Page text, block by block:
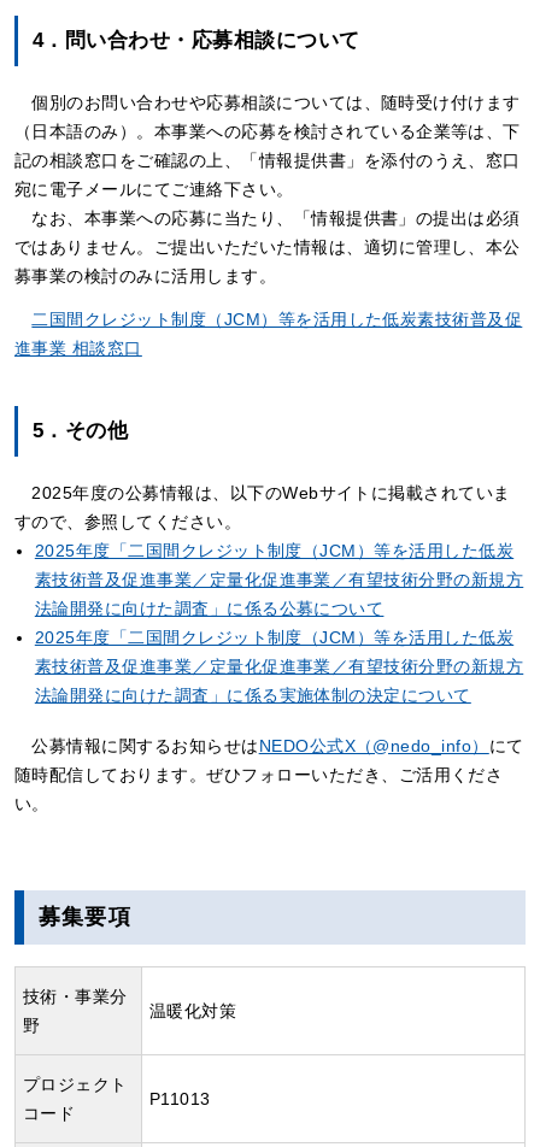
4．問い合わせ・応募相談について
個別のお問い合わせや応募相談については、随時受け付けます
（日本語のみ）。本事業への応募を検討されている企業等は、下
記の相談窓口をご確認の上、「情報提供書」を添付のうえ、窓口
宛に電子メールにてご連絡下さい。
なお、本事業への応募に当たり、「情報提供書」の提出は必須
ではありません。ご提出いただいた情報は、適切に管理し、本公
募事業の検討のみに活用します。
二国間クレジット制度（JCM）等を活用した低炭素技術普及促
進事業 相談窓口
5．その他
2025年度の公募情報は、以下のWebサイトに掲載されていま
すので、参照してください。
2025年度「二国間クレジット制度（JCM）等を活用した低炭
素技術普及促進事業／定量化促進事業／有望技術分野の新規方
法論開発に向けた調査」に係る公募について
2025年度「二国間クレジット制度（JCM）等を活用した低炭
素技術普及促進事業／定量化促進事業／有望技術分野の新規方
法論開発に向けた調査」に係る実施体制の決定について
公募情報に関するお知らせはNEDO公式X（@nedo_info） にて
随時配信しております。ぜひフォローいただき、ご活用くださ
い。
募集要項
技術・事業分
野
温暖化対策
プロジェクト
コード
P11013